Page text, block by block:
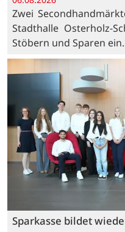
Zwei
Stadthalle Osterholz-
Stöbern und Sparen ein.
Sparkasse bildet